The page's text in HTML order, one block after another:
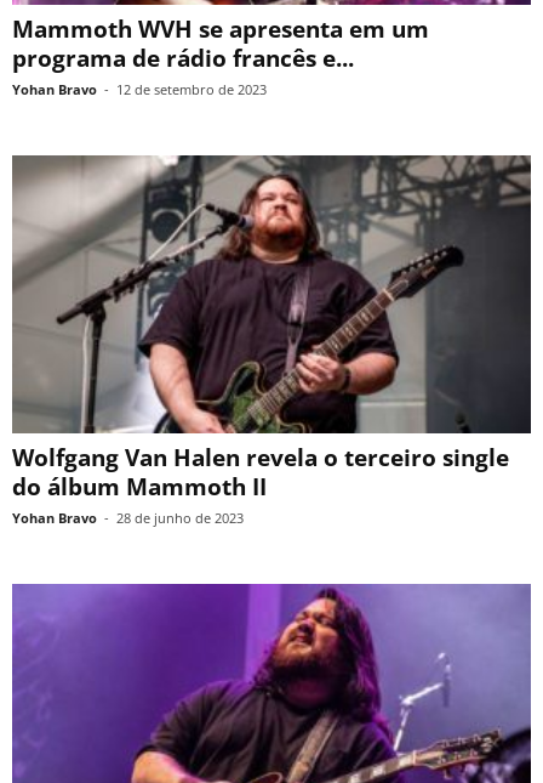
Mammoth WVH se apresenta em um
programa de rádio francês e...
Yohan Bravo - 12 de setembro de 2023
Wolfgang Van Halen revela o terceiro single
do álbum Mammoth II
Yohan Bravo - 28 de junho de 2023